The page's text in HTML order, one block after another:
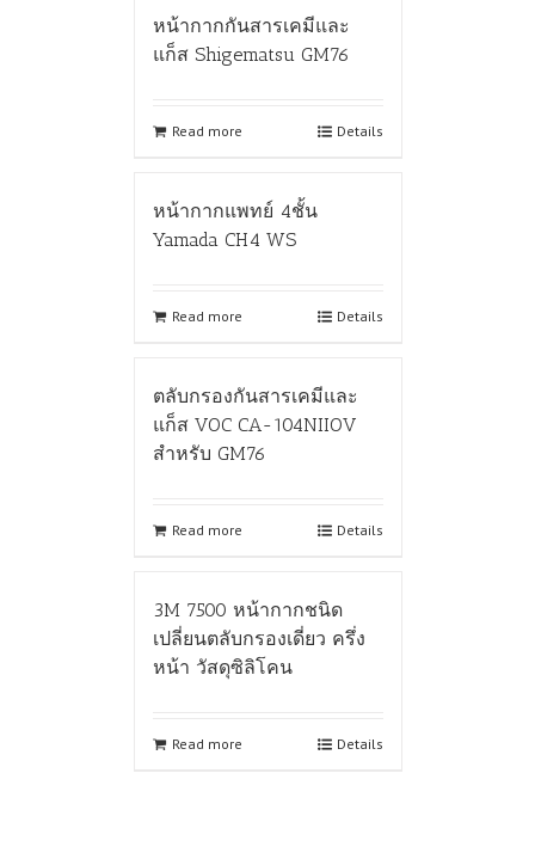
หน้ากากกันสารเคมีและ
แก็ส Shigematsu GM76
Read more Details
หน้ากากแพทย์ 4ชั้น
Yamada CH4 WS
Read more Details
ตลับกรองกันสารเคมีและ
แก็ส VOC CA-104NIIOV
สำหรับ GM76
Read more Details
3M 7500 หน้ากากชนิด
เปลี่ยนตลับกรองเดี่ยว ครึ่ง
หน้า วัสดุซิลิโคน
Read more Details